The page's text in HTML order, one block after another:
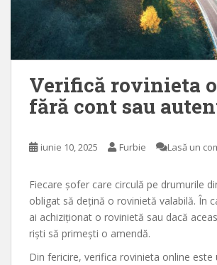
Verifică rovinieta
fără cont sau
iunie 10, 2025 Furbie Lasă un
Fiecare șofer care circulă pe drumurile
obligat să dețină o rovinietă valabilă. În
ai achiziționat o rovinietă sau dacă
riști să primești o amendă.
Din fericire, verifica rovinieta online este